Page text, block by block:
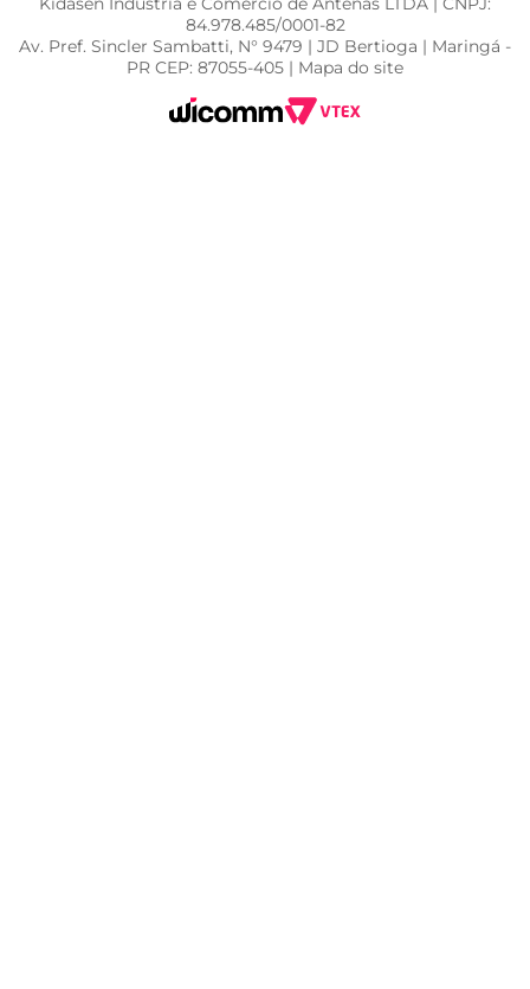
84.978.485/0001-82
Av. Pref. Sincler Sambatti, N° 9479 | JD Bertioga | Maringá -
PR CEP: 87055-405 | Mapa do site